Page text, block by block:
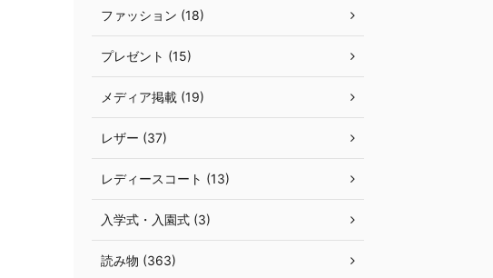
ファッション (18)
プレゼント (15)
メディア掲載 (19)
レザー (37)
レディースコート (13)
入学式・入園式 (3)
読み物 (363)